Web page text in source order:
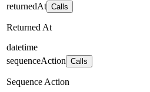
returnedAt Calls
Returned At
datetime
sequenceAction Calls
Sequence Action